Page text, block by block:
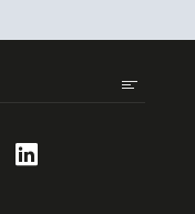
LinkedIn